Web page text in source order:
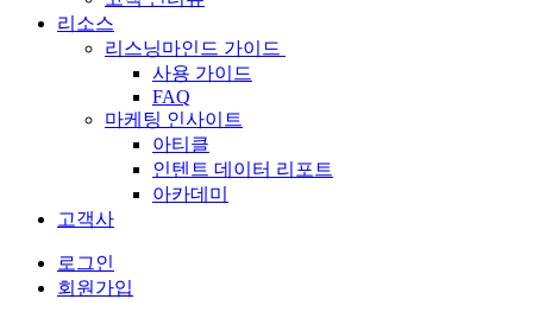
리소스
리스닝마인드 가이드
사용 가이드
FAQ
마케팅 인사이트
아티클
인텐트 데이터 리포트
아카데미
고객사
로그인
회원가입